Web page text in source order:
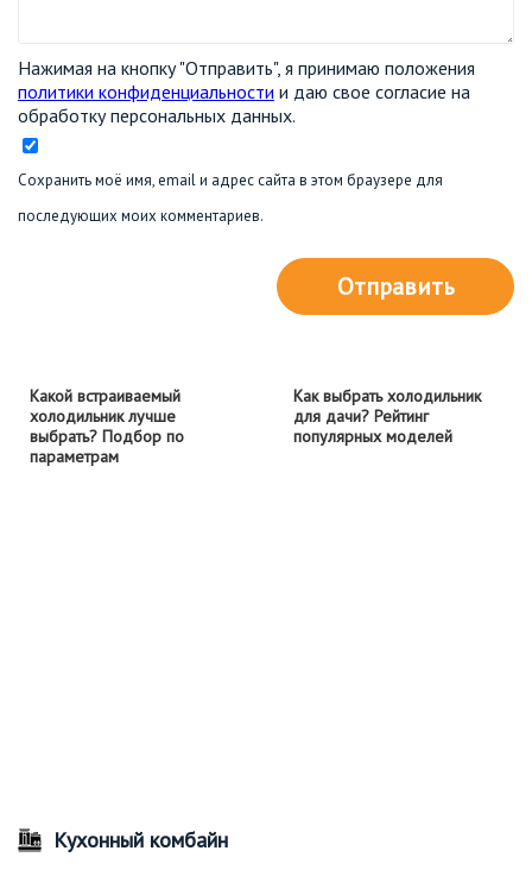
Нажимая на кнопку "Отправить", я принимаю положения
политики конфиденциальности и даю свое согласие на
обработку персональных данных.
Сохранить моё имя, email и адрес сайта в этом браузере для
последующих моих комментариев.
Отправить
Какой встраиваемый
холодильник лучше
выбрать? Подбор по
параметрам
Как выбрать холодильник
для дачи? Рейтинг
популярных моделей
Кухонный комбайн